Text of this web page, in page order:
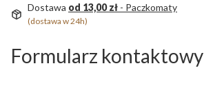
Dostawa od 13,00 zł - Paczkomaty
(dostawa w 24h)
Formularz kontaktowy